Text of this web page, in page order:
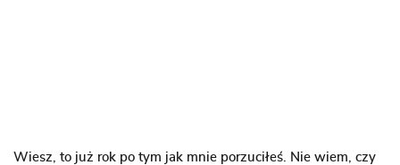
Wiesz, to już rok po tym jak mnie porzuciłeś. Nie wiem, czy